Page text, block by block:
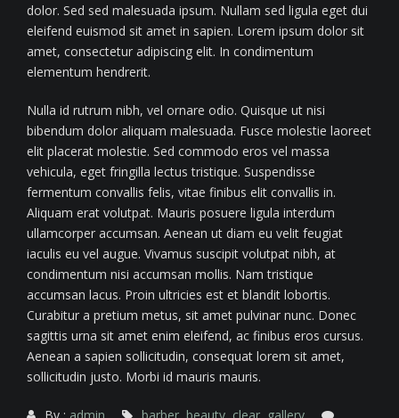
dolor. Sed sed malesuada ipsum. Nullam sed ligula eget dui
eleifend euismod sit amet in sapien. Lorem ipsum dolor sit
amet, consectetur adipiscing elit. In condimentum
elementum hendrerit.
Nulla id rutrum nibh, vel ornare odio. Quisque ut nisi
bibendum dolor aliquam malesuada. Fusce molestie laoreet
elit placerat molestie. Sed commodo eros vel massa
vehicula, eget fringilla lectus tristique. Suspendisse
fermentum convallis felis, vitae finibus elit convallis in.
Aliquam erat volutpat. Mauris posuere ligula interdum
ullamcorper accumsan. Aenean ut diam eu velit feugiat
iaculis eu vel augue. Vivamus suscipit volutpat nibh, at
condimentum nisi accumsan mollis. Nam tristique
accumsan lacus. Proin ultricies est et blandit lobortis.
Curabitur a pretium metus, sit amet pulvinar nunc. Donec
sagittis urna sit amet enim eleifend, ac finibus eros cursus.
Aenean a sapien sollicitudin, consequat lorem sit amet,
sollicitudin justo. Morbi id mauris mauris.